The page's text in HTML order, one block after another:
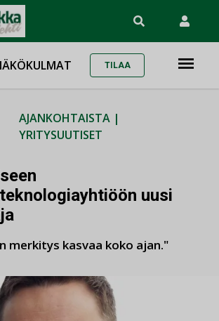
TILAA
AJANKOHTAISTA|
YRITYSUUTISET
uusi
merkitys kasvaa koko ajan."